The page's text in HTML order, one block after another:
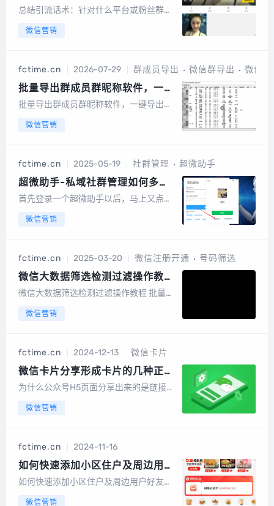
粉丝群体合理运用引流话术更容易
总结引流话术：针对什么平台或粉丝群体
率更高！不断更新，也希望有好的方法评
微信营销
fctime.cn 2026-07-29 群成员导出 微信群导出 微信
批量导出群成员群昵称软件，一键
导出微信群成员名单
批量导出群成员群昵称软件，一键导出微
的群成员微信号导出工具，支持个人微信
键导出群成员微信号，支持个人微信群，
支持企业...
微信营销
fctime.cn 2025-05-19 社群管理 超微助手
超微助手-私域社群管理如何多
开？
首先登录一个超微助手以后，马上又点击
一个微信登录框里面有个切换，用另外的
个激活码，因为一个激活码只能激活一个
微信，登...
微信营销
fctime.cn 2025-03-20 微信注册开通 号码筛选
微信大数据筛选检测过滤操作教程
批量过滤开通微信的手机号和QQ
微信大数据筛选检测过滤操作教程 批量过
信筛选器主要功能：就是微信注册开通检
每一个必须输入正确量大，建议使用自动
打码...
微信营销
fctime.cn 2024-12-13 微信卡片
微信卡片分享形成卡片的几种正确
姿势
为什么公众号H5页面分享出来的是链接，
变后，必须按照下面操作，才能正常分享
话的链接收藏后，通过收藏链接后，再从
我的...
微信营销
fctime.cn 2024-11-16
如何快速添加小区住户及周边用户
好友? 很多平台都有微信群
如何快速添加小区住户及周边用户好友快
微信营销